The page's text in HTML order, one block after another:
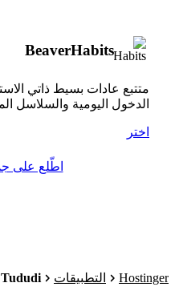
BeaverHabits
متتبع عادات بسيط ذاتي
الدخول اليومية والسلاسل
اختر
اطّلع على
Hostinger التطبيقات Tududi